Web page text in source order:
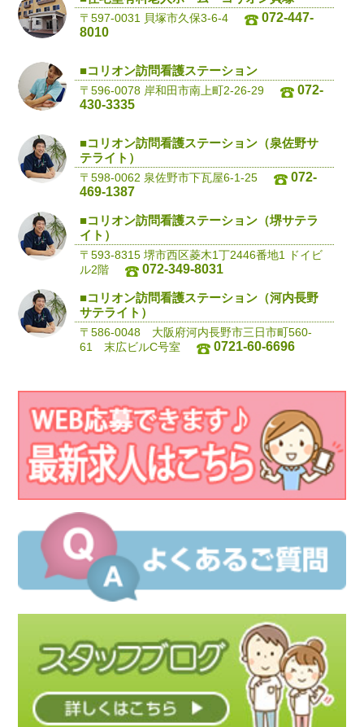
〒597-0031 貝塚市久保3-6-4
072-447-
8010
■コリオン訪問看護ステーション
〒596-0078 岸和田市南上町2-26-29
072-
430-3335
■コリオン訪問看護ステーション（泉佐野サ
テライト）
〒598-0062 泉佐野市下瓦屋6-1-25
072-
469-1387
■コリオン訪問看護ステーション（堺サテラ
イト）
〒593-8315 堺市西区菱木1丁2446番地1 ドイビ
ル2階
072-349-8031
■コリオン訪問看護ステーション（河内長野
サテライト）
〒586-0048 大阪府河内長野市三日市町560-
61 末広ビルC号室
0721-60-6696